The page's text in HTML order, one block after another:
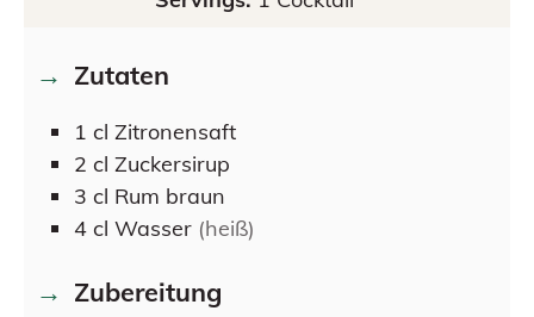
Zutaten
1 cl Zitronensaft
2 cl Zuckersirup
3 cl Rum braun
4 cl Wasser (heiß)
Zubereitung